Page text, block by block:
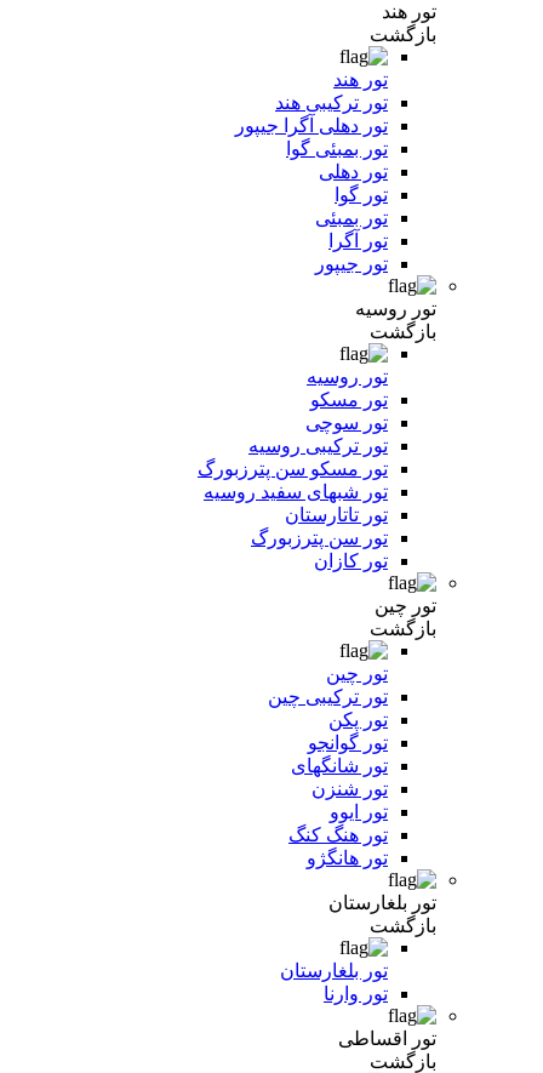
تور هند
بازگشت
تور هند
تور ترکیبی هند
تور دهلی آگرا جیپور
تور بمبئی گوا
تور دهلی
تور گوا
تور بمبئی
تور آگرا
تور جیپور
تور روسیه
بازگشت
تور روسیه
تور مسکو
تور سوچی
تور ترکیبی روسیه
تور مسکو سن پترزبورگ
تور شبهای سفید روسیه
تور تاتارستان
تور سن پترزبورگ
تور کازان
تور چین
بازگشت
تور چین
تور ترکیبی چین
تور پکن
تور گوانجو
تور شانگهای
تور شنزن
تور ایوو
تور هنگ کنگ
تور هانگژو
تور بلغارستان
بازگشت
تور بلغارستان
تور وارنا
تور اقساطی
بازگشت